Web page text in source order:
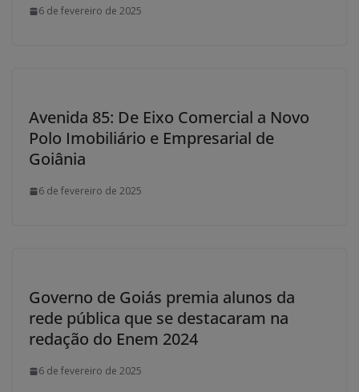
6 de fevereiro de 2025
Avenida 85: De Eixo Comercial a Novo
Polo Imobiliário e Empresarial de
Goiânia
6 de fevereiro de 2025
Governo de Goiás premia alunos da
rede pública que se destacaram na
redação do Enem 2024
6 de fevereiro de 2025